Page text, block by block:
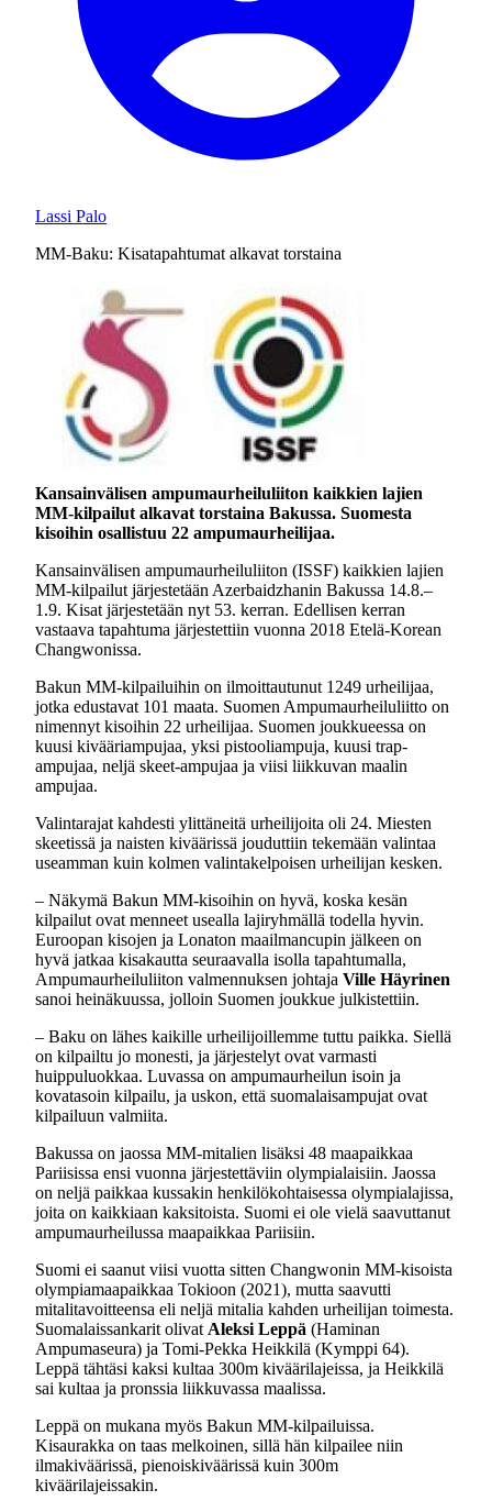
Lassi Palo
MM-Baku: Kisatapahtumat alkavat torstaina
Kansainvälisen ampumaurheiluliiton kaikkien lajien
MM-kilpailut alkavat torstaina Bakussa. Suomesta
kisoihin osallistuu 22 ampumaurheilijaa.
Kansainvälisen ampumaurheiluliiton (ISSF) kaikkien lajien
MM-kilpailut järjestetään Azerbaidzhanin Bakussa 14.8.–
1.9. Kisat järjestetään nyt 53. kerran. Edellisen kerran
vastaava tapahtuma järjestettiin vuonna 2018 Etelä-Korean
Changwonissa.
Bakun MM-kilpailuihin on ilmoittautunut 1249 urheilijaa,
jotka edustavat 101 maata. Suomen Ampumaurheiluliitto on
nimennyt kisoihin 22 urheilijaa. Suomen joukkueessa on
kuusi kivääriampujaa, yksi pistooliampuja, kuusi trap-
ampujaa, neljä skeet-ampujaa ja viisi liikkuvan maalin
ampujaa.
Valintarajat kahdesti ylittäneitä urheilijoita oli 24. Miesten
skeetissä ja naisten kiväärissä jouduttiin tekemään valintaa
useamman kuin kolmen valintakelpoisen urheilijan kesken.
– Näkymä Bakun MM-kisoihin on hyvä, koska kesän
kilpailut ovat menneet usealla lajiryhmällä todella hyvin.
Euroopan kisojen ja Lonaton maailmancupin jälkeen on
hyvä jatkaa kisakautta seuraavalla isolla tapahtumalla,
Ampumaurheiluliiton valmennuksen johtaja Ville Häyrinen
sanoi heinäkuussa, jolloin Suomen joukkue julkistettiin.
– Baku on lähes kaikille urheilijoillemme tuttu paikka. Siellä
on kilpailtu jo monesti, ja järjestelyt ovat varmasti
huippuluokkaa. Luvassa on ampumaurheilun isoin ja
kovatasoin kilpailu, ja uskon, että suomalaisampujat ovat
kilpailuun valmiita.
Bakussa on jaossa MM-mitalien lisäksi 48 maapaikkaa
Pariisissa ensi vuonna järjestettäviin olympialaisiin. Jaossa
on neljä paikkaa kussakin henkilökohtaisessa olympialajissa,
joita on kaikkiaan kaksitoista. Suomi ei ole vielä saavuttanut
ampumaurheilussa maapaikkaa Pariisiin.
Suomi ei saanut viisi vuotta sitten Changwonin MM-kisoista
olympiamaapaikkaa Tokioon (2021), mutta saavutti
mitalitavoitteensa eli neljä mitalia kahden urheilijan toimesta.
Suomalaissankarit olivat Aleksi Leppä (Haminan
Ampumaseura) ja Tomi-Pekka Heikkilä (Kymppi 64).
Leppä tähtäsi kaksi kultaa 300m kiväärilajeissa, ja Heikkilä
sai kultaa ja pronssia liikkuvassa maalissa.
Leppä on mukana myös Bakun MM-kilpailuissa.
Kisaurakka on taas melkoinen, sillä hän kilpailee niin
ilmakiväärissä, pienoiskiväärissä kuin 300m
kiväärilajeissakin.